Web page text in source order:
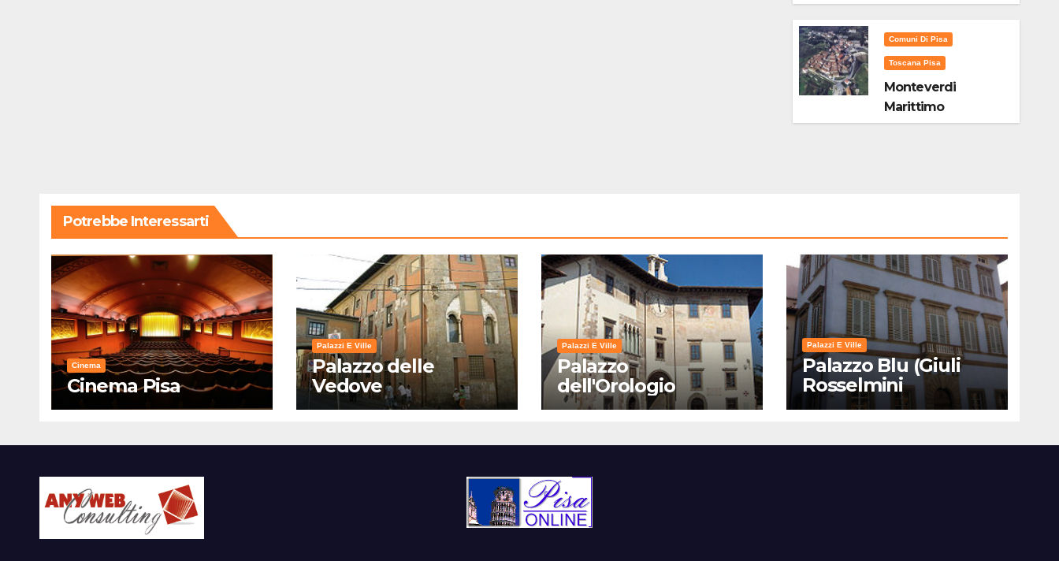
Comuni Di Pisa
Toscana Pisa
Monteverdi
Marittimo
Potrebbe Interessarti
Cinema
Cinema Pisa
Palazzi E Ville
Palazzo delle
Vedove
Palazzi E Ville
Palazzo
dell'Orologio
Palazzi E Ville
Palazzo Blu (Giuli
Rosselmini
Gualandi) – Pisa:
Visita